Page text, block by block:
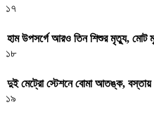
১৭
হাম উপসর্গে আরও তিন শিশুর মৃত্যু, মোট
১৮
দুই মেট্রো স্টেশনে বোমা আতঙ্ক, বস্তায়
১৯